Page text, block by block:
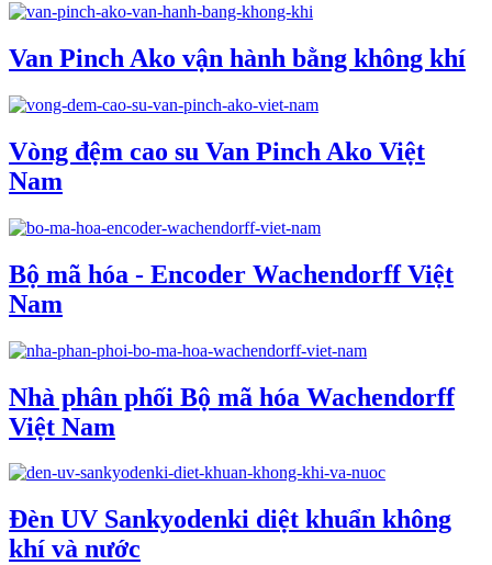
Van Pinch Ako vận hành bằng không khí
Vòng đệm cao su Van Pinch Ako Việt
Nam
Bộ mã hóa - Encoder Wachendorff Việt
Nam
Nhà phân phối Bộ mã hóa Wachendorff
Việt Nam
Đèn UV Sankyodenki diệt khuẩn không
khí và nước